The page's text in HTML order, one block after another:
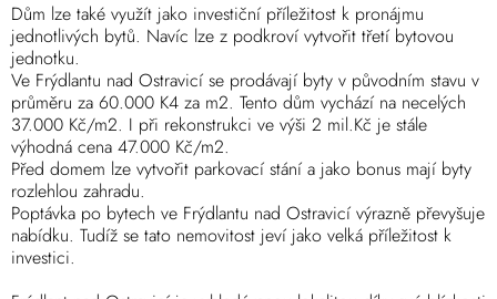
Dům lze také využít jako investiční příležitost k pronájmu
jednotlivých bytů. Navíc lze z podkroví vytvořit třetí bytovou
jednotku.
Ve Frýdlantu nad Ostravicí se prodávají byty v původním stavu v
průměru za 60.000 K4 za m2. Tento dům vychází na necelých
37.000 Kč/m2. I při rekonstrukci ve výši 2 mil.Kč je stále
výhodná cena 47.000 Kč/m2.
Před domem lze vytvořit parkovací stání a jako bonus mají byty
rozlehlou zahradu.
Poptávka po bytech ve Frýdlantu nad Ostravicí výrazně převyšuje
nabídku. Tudíž se tato nemovitost jeví jako velká příležitost k
investici.